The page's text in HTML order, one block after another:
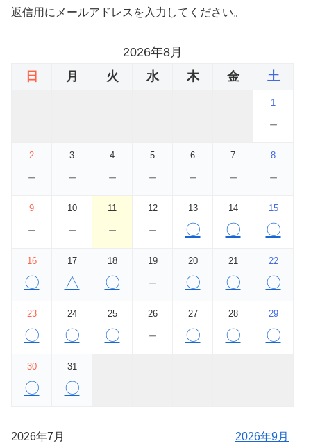
返信用にメールアドレスを入力してください。
2026年8月
日
月 火 水 木 金 土
1
－
2
－
3
－
4
－
5
－
6
－
7
－
8
－
9
－
10
－
11
－
12
－
13
〇
14
〇
15
〇
16
〇
17
△
18
〇
19
－
20
〇
21
〇
22
〇
23
〇
24
〇
25
〇
26
－
27
〇
28
〇
29
〇
30
〇
31
〇
2026年7月 2026年9月